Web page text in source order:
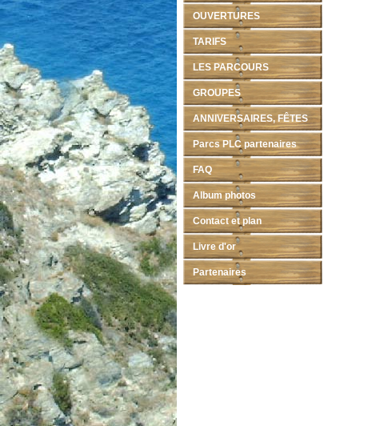
OUVERTURES
TARIFS
LES PARCOURS
GROUPES
ANNIVERSAIRES, FÊTES
Parcs PLC partenaires
FAQ
Album photos
Contact et plan
Livre d'or
Partenaires